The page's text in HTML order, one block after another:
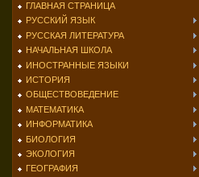
ГЛАВНАЯ СТРАНИЦА
РУССКИЙ ЯЗЫК
РУССКАЯ ЛИТЕРАТУРА
НАЧАЛЬНАЯ ШКОЛА
ИНОСТРАННЫЕ ЯЗЫКИ
ИСТОРИЯ
ОБЩЕСТВОВЕДЕНИЕ
МАТЕМАТИКА
ИНФОРМАТИКА
БИОЛОГИЯ
ЭКОЛОГИЯ
ГЕОГРАФИЯ